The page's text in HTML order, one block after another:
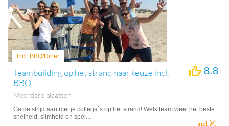
Incl. BBQ/Diner
Teambuilding op het strand naar keuze incl.
BBQ
Meerdere plaatsen
8.8
Ga de strijd aan met je collega`s op het strand! Welk team weet het beste
snelheid, slimheid en spel...
incl.